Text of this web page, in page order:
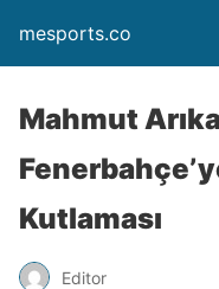
mesports.co
Mahmut
Kutlaması
Editor